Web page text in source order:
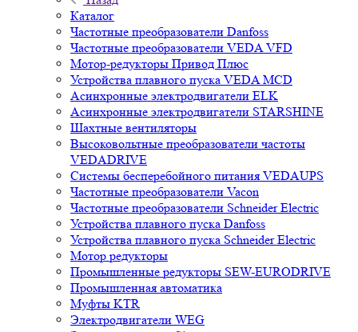
Каталог
Частотные преобразователи Danfoss
Частотные преобразователи VEDA VFD
Мотор-редукторы Привод Плюс
Устройства плавного пуска VEDA MCD
Асинхронные электродвигатели ELK
Асинхронные электродвигатели STARSHINE
Шахтные вентиляторы
Высоковольтные преобразователи частоты
VEDADRIVE
Системы бесперебойного питания VEDAUPS
Частотные преобразователи Vacon
Частотные преобразователи Schneider Electric
Устройства плавного пуска Danfoss
Устройства плавного пуска Schneider Electric
Мотор редукторы
Промышленные редукторы SEW-EURODRIVE
Промышленная автоматика
Муфты KTR
Электродвигатели WEG